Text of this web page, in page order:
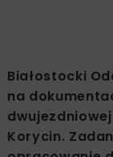
Białostocki
na
Korycin.